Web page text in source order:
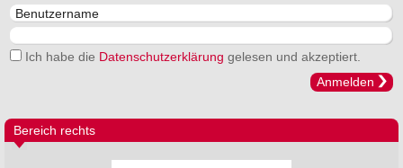
Ich habe die Datenschutzerklärung gelesen und akzeptiert.
Anmelden
Bereich rechts